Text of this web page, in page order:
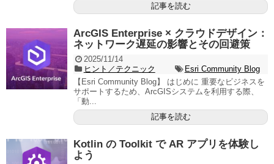
記事を読む
ArcGIS Enterprise × クラウドデザイン：
ネットワーク遅延の影響とその回避策
2025/11/14
ヒント／テクニック
Esri Community Blog
【Esri Community Blog】 はじめに 重要なビジネスを
サポートするため、ArcGISシステムを利用する際、
「動...
記事を読む
Kotlin の Toolkit で AR アプリを体験し
よう